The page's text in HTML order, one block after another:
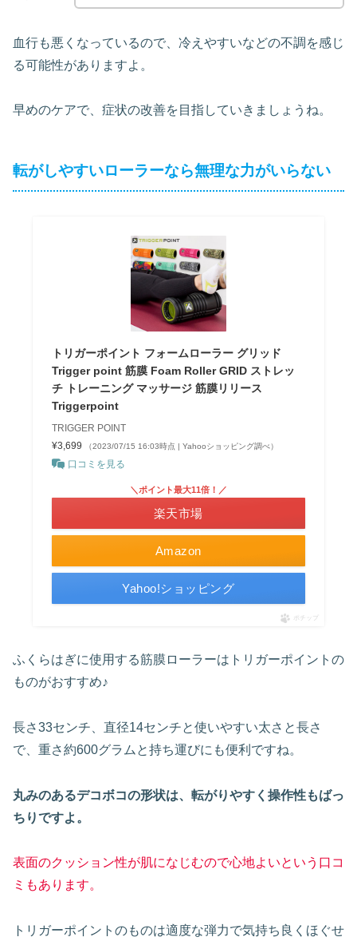
血行も悪くなっているので、冷えやすいなどの不調を感じ
る可能性がありますよ。
早めのケアで、症状の改善を目指していきましょうね。
転がしやすいローラーなら無理な力がいらない
トリガーポイント フォームローラー グリッド
Trigger point 筋膜 Foam Roller GRID ストレッ
チ トレーニング マッサージ 筋膜リリース
Triggerpoint
TRIGGER POINT
¥3,699
（2023/07/15 16:03時点 | Yahooショッピング調べ）
口コミを見る
Amazon
＼ポイント最大11倍！／
楽天市場
Yahoo!ショッピング
ポチップ
ふくらはぎに使用する筋膜ローラーはトリガーポイントの
ものがおすすめ♪
長さ33センチ、直径14センチと使いやすい太さと長さ
で、重さ約600グラムと持ち運びにも便利ですね。
丸みのあるデコボコの形状は、転がりやすく操作性もばっ
ちりですよ。
表面のクッション性が肌になじむので心地よいという口コ
ミもあります。
トリガーポイントのものは適度な弾力で気持ち良くほぐせ